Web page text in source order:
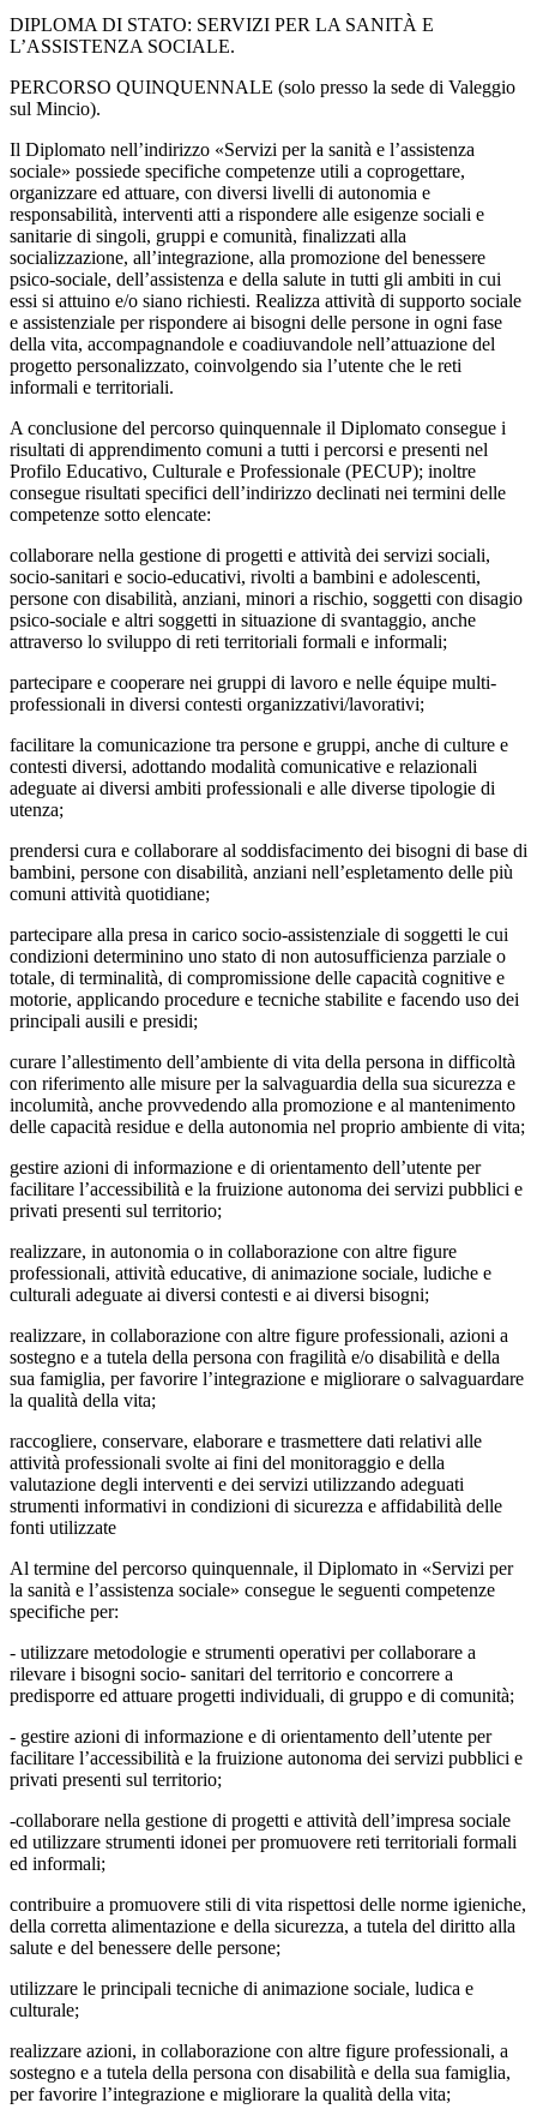
DIPLOMA DI STATO: SERVIZI PER LA SANITÀ E
L’ASSISTENZA SOCIALE.
PERCORSO QUINQUENNALE (solo presso la sede di Valeggio
sul Mincio).
Il Diplomato nell’indirizzo «Servizi per la sanità e l’assistenza
sociale» possiede specifiche competenze utili a coprogettare,
organizzare ed attuare, con diversi livelli di autonomia e
responsabilità, interventi atti a rispondere alle esigenze sociali e
sanitarie di singoli, gruppi e comunità, finalizzati alla
socializzazione, all’integrazione, alla promozione del benessere
psico-sociale, dell’assistenza e della salute in tutti gli ambiti in cui
essi si attuino e/o siano richiesti. Realizza attività di supporto sociale
e assistenziale per rispondere ai bisogni delle persone in ogni fase
della vita, accompagnandole e coadiuvandole nell’attuazione del
progetto personalizzato, coinvolgendo sia l’utente che le reti
informali e territoriali.
A conclusione del percorso quinquennale il Diplomato consegue i
risultati di apprendimento comuni a tutti i percorsi e presenti nel
Profilo Educativo, Culturale e Professionale (PECUP); inoltre
consegue risultati specifici dell’indirizzo declinati nei termini delle
competenze sotto elencate:
collaborare nella gestione di progetti e attività dei servizi sociali,
socio-sanitari e socio-educativi, rivolti a bambini e adolescenti,
persone con disabilità, anziani, minori a rischio, soggetti con disagio
psico-sociale e altri soggetti in situazione di svantaggio, anche
attraverso lo sviluppo di reti territoriali formali e informali;
partecipare e cooperare nei gruppi di lavoro e nelle équipe multi-
professionali in diversi contesti organizzativi/lavorativi;
facilitare la comunicazione tra persone e gruppi, anche di culture e
contesti diversi, adottando modalità comunicative e relazionali
adeguate ai diversi ambiti professionali e alle diverse tipologie di
utenza;
prendersi cura e collaborare al soddisfacimento dei bisogni di base di
bambini, persone con disabilità, anziani nell’espletamento delle più
comuni attività quotidiane;
partecipare alla presa in carico socio-assistenziale di soggetti le cui
condizioni determinino uno stato di non autosufficienza parziale o
totale, di terminalità, di compromissione delle capacità cognitive e
motorie, applicando procedure e tecniche stabilite e facendo uso dei
principali ausili e presidi;
curare l’allestimento dell’ambiente di vita della persona in difficoltà
con riferimento alle misure per la salvaguardia della sua sicurezza e
incolumità, anche provvedendo alla promozione e al mantenimento
delle capacità residue e della autonomia nel proprio ambiente di vita;
gestire azioni di informazione e di orientamento dell’utente per
facilitare l’accessibilità e la fruizione autonoma dei servizi pubblici e
privati presenti sul territorio;
realizzare, in autonomia o in collaborazione con altre figure
professionali, attività educative, di animazione sociale, ludiche e
culturali adeguate ai diversi contesti e ai diversi bisogni;
realizzare, in collaborazione con altre figure professionali, azioni a
sostegno e a tutela della persona con fragilità e/o disabilità e della
sua famiglia, per favorire l’integrazione e migliorare o salvaguardare
la qualità della vita;
raccogliere, conservare, elaborare e trasmettere dati relativi alle
attività professionali svolte ai fini del monitoraggio e della
valutazione degli interventi e dei servizi utilizzando adeguati
strumenti informativi in condizioni di sicurezza e affidabilità delle
fonti utilizzate
Al termine del percorso quinquennale, il Diplomato in «Servizi per
la sanità e l’assistenza sociale» consegue le seguenti competenze
specifiche per:
- utilizzare metodologie e strumenti operativi per collaborare a
rilevare i bisogni socio- sanitari del territorio e concorrere a
predisporre ed attuare progetti individuali, di gruppo e di comunità;
- gestire azioni di informazione e di orientamento dell’utente per
facilitare l’accessibilità e la fruizione autonoma dei servizi pubblici e
privati presenti sul territorio;
-collaborare nella gestione di progetti e attività dell’impresa sociale
ed utilizzare strumenti idonei per promuovere reti territoriali formali
ed informali;
contribuire a promuovere stili di vita rispettosi delle norme igieniche,
della corretta alimentazione e della sicurezza, a tutela del diritto alla
salute e del benessere delle persone;
utilizzare le principali tecniche di animazione sociale, ludica e
culturale;
realizzare azioni, in collaborazione con altre figure professionali, a
sostegno e a tutela della persona con disabilità e della sua famiglia,
per favorire l’integrazione e migliorare la qualità della vita;